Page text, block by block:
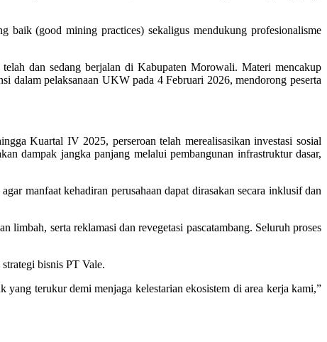
baik (good mining practices) sekaligus mendukung profesionalisme
dan sedang berjalan di Kabupaten Morowali. Materi mencakup
dalam pelaksanaan UKW pada 4 Februari 2026, mendorong peserta
Kuartal IV 2025, perseroan telah merealisasikan investasi sosial
dampak jangka panjang melalui pembangunan infrastruktur dasar,
manfaat kehadiran perusahaan dapat dirasakan secara inklusif dan
limbah, serta reklamasi dan revegetasi pascatambang. Seluruh proses
bisnis PT Vale.
yang terukur demi menjaga kelestarian ekosistem di area kerja kami,”